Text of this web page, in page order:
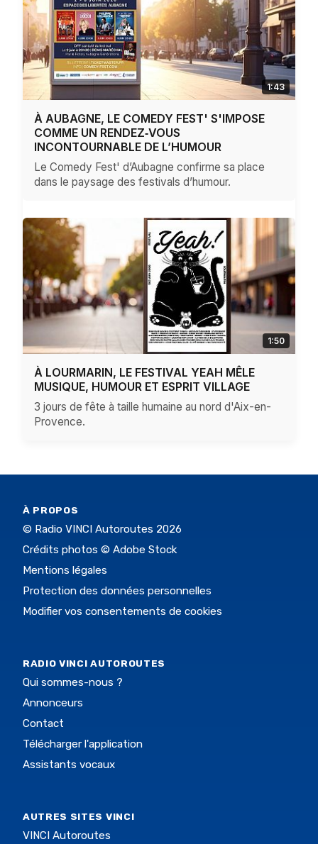
1:43
À AUBAGNE, LE COMEDY FEST' S'IMPOSE
COMME UN RENDEZ‑VOUS
INCONTOURNABLE DE L’HUMOUR
Le Comedy Fest' d’Aubagne confirme sa place
dans le paysage des festivals d’humour.
1:50
À LOURMARIN, LE FESTIVAL YEAH MÊLE
MUSIQUE, HUMOUR ET ESPRIT VILLAGE
3 jours de fête à taille humaine au nord d'Aix-en-
Provence.
À PROPOS
© Radio VINCI Autoroutes 2026
Crédits photos © Adobe Stock
Mentions légales
Protection des données personnelles
Modifier vos consentements de cookies
RADIO VINCI AUTOROUTES
Qui sommes-nous ?
Annonceurs
Contact
Télécharger l'application
Assistants vocaux
AUTRES SITES VINCI
VINCI Autoroutes